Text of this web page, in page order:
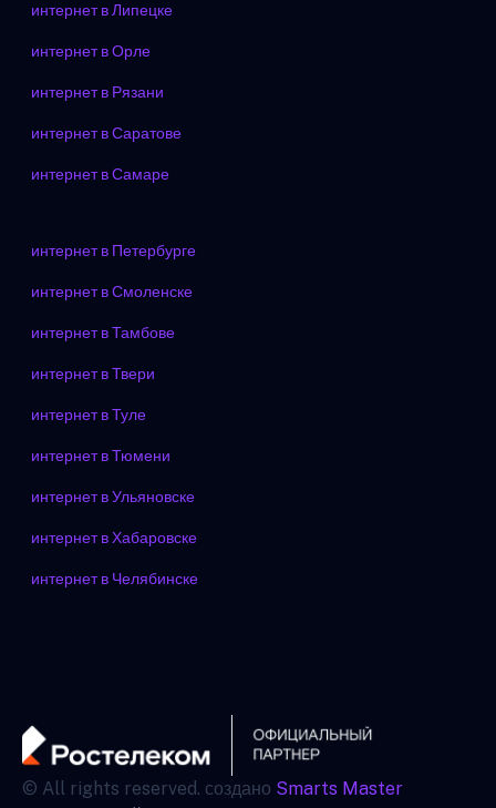
интернет в Липецке
интернет в Орле
интернет в Рязани
интернет в Саратове
интернет в Самаре
интернет в Петербурге
интернет в Смоленске
интернет в Тамбове
интернет в Твери
интернет в Туле
интернет в Тюмени
интернет в Ульяновске
интернет в Хабаровске
интернет в Челябинске
© All rights reserved. создано Smarts Master